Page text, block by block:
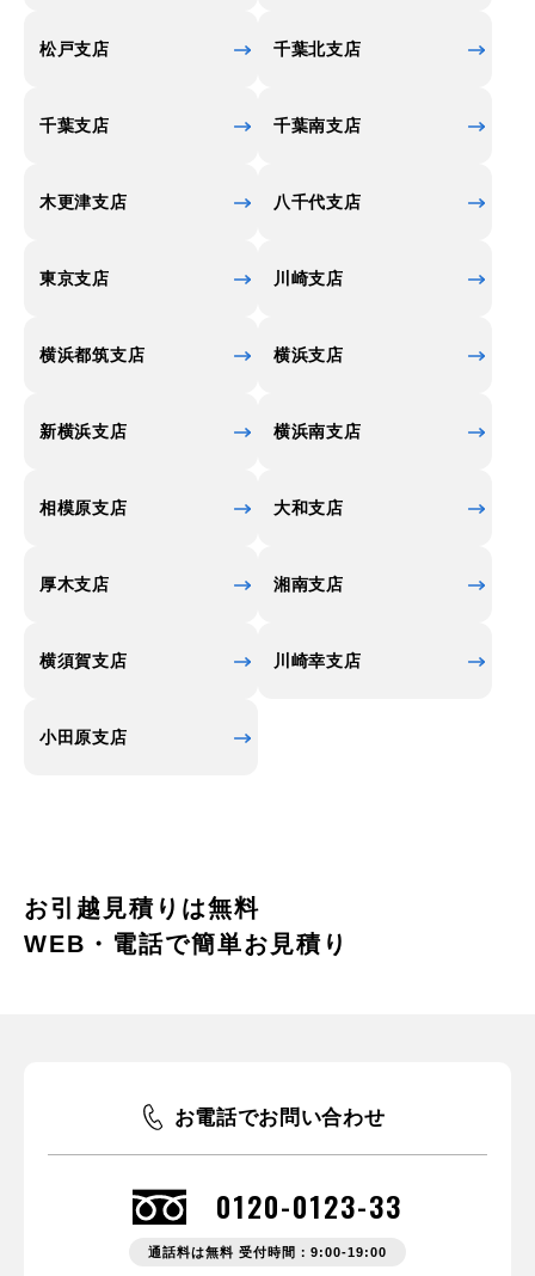
松戸支店 千葉北支店
千葉支店 千葉南支店
木更津支店 八千代支店
東京支店 川崎支店
横浜都筑支店 横浜支店
新横浜支店 横浜南支店
相模原支店 大和支店
厚木支店 湘南支店
横須賀支店 川崎幸支店
小田原支店
お引越見積りは無料
WEB・電話で簡単お見積り
お電話でお問い合わせ
0120-0123-33
通話料は無料 受付時間：9:00-19:00